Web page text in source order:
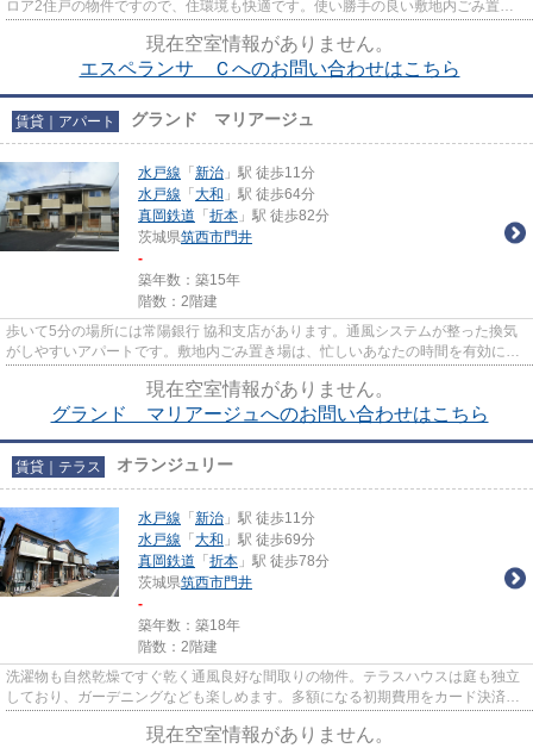
ロア2住戸の物件ですので、住環境も快適です。使い勝手の良い敷地内ごみ置き
現在空室情報がありません。
エスペランサ Ｃへのお問い合わせはこちら
賃貸｜アパート グランド マリアージュ
水戸線 「 新治 」駅 徒歩11分
水戸線 「 大和 」駅 徒歩64分
真岡鉄道 「 折本 」駅 徒歩82分
茨城県筑西市門井
-
築年数：築15年
階数：2階建
歩いて5分の場所には常陽銀行 協和支店があります。通風システムが整った換気
がしやすいアパートです。敷地内ごみ置き場は、忙しいあなたの時間を有効に活
現在空室情報がありません。
グランド マリアージュへのお問い合わせはこちら
賃貸｜テラス オランジュリー
水戸線 「 新治 」駅 徒歩11分
水戸線 「 大和 」駅 徒歩69分
真岡鉄道 「 折本 」駅 徒歩78分
茨城県筑西市門井
-
築年数：築18年
階数：2階建
洗濯物も自然乾燥ですぐ乾く通風良好な間取りの物件。テラスハウスは庭も独立
しており、ガーデニングなども楽しめます。多額になる初期費用をカード決済す
現在空室情報がありません。